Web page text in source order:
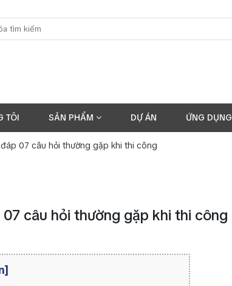
TÔI SẢN PHẨM DỰ ÁN ỨNG DỤNG
07 câu hỏi thường gặp khi thi công
câu hỏi thường gặp khi thi công